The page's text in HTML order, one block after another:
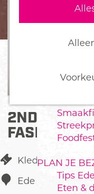
g
e
PLAN JE
Tips
Eten &
2ND
FASHION
Kleding
Ede